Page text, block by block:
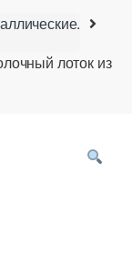
лоток из